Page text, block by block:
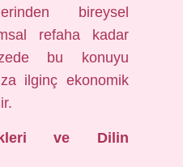
bireysel
refaha kadar
bu konuyu
ilginç ekonomik
ve Dilin